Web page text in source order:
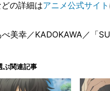
の詳細はアニメ公式サイト
美幸／KADOKAWA／「
ぶ関連記事